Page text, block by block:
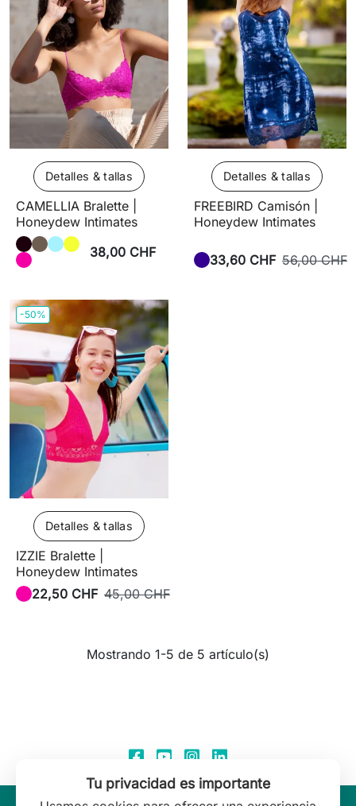
Detalles & tallas
CAMELLIA Bralette |
Honeydew Intimates
38,00 CHF
Detalles & tallas
FREEBIRD Camisón |
Honeydew Intimates
33,60 CHF 56,00 CHF
-50%
Detalles & tallas
IZZIE Bralette |
Honeydew Intimates
22,50 CHF 45,00 CHF
Mostrando 1-5 de 5 artículo(s)
Tu privacidad es importante